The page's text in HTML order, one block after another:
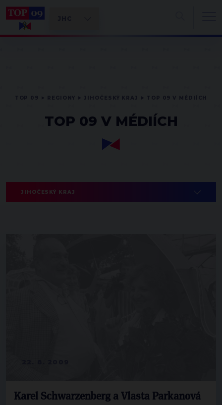
TOP 09 V MÉDIÍCH
JIHOČESKÝ KRAJ
Karel Schwarzenberg a Vlasta Parkanová